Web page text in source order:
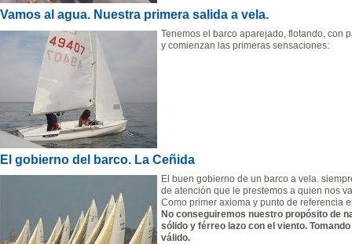
Vamos al agua. Nuestra primera salida a vela.
Tenemos el barco aparejado, flotando, con
y comienzan las primeras sensaciones:
El gobierno del barco. La Ceñida
El buen gobierno de un barco a vela.
de atención que le prestemos a quien nos
Como primer axioma y punto de referencia
No conseguiremos nuestro propósito de
sólido y férreo lazo con el viento.
válido.